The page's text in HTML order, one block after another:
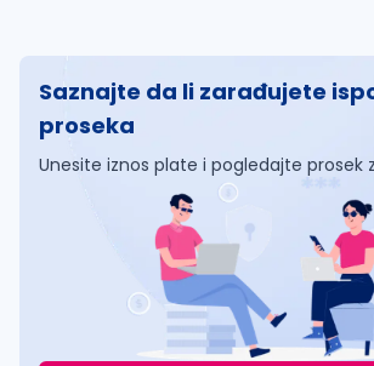
Saznajte da li zarađujete
proseka
Unesite iznos plate i pogledajte prosek